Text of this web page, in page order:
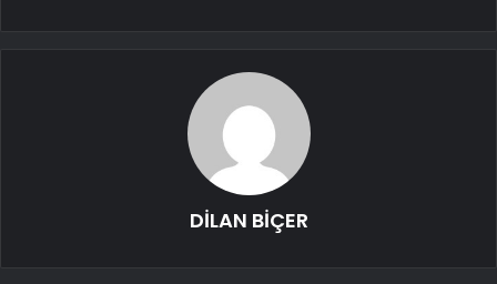
DİLAN BİÇER